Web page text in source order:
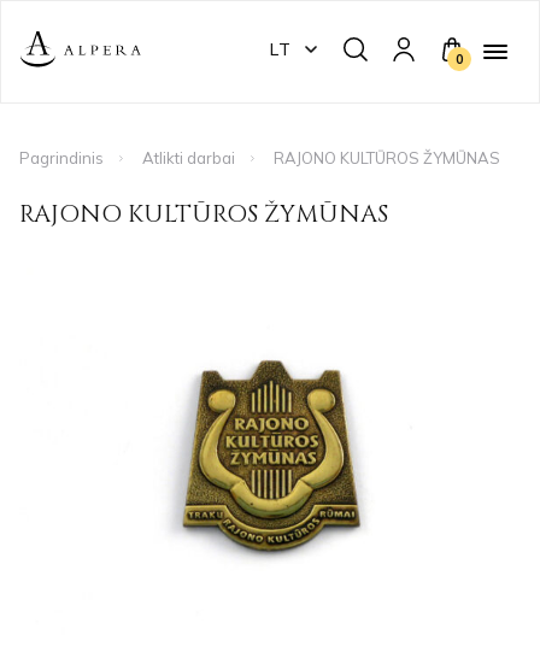
LT 0
Pagrindinis Atlikti darbai RAJONO KULTŪROS ŽYMŪNAS
RAJONO KULTŪROS ŽYMŪNAS